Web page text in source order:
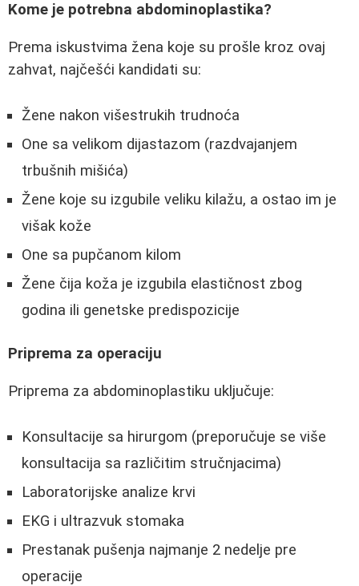
Kome je potrebna abdominoplastika?
Prema iskustvima žena koje su prošle kroz ovaj
zahvat, najčešći kandidati su:
Žene nakon višestrukih trudnoća
One sa velikom dijastazom (razdvajanjem
trbušnih mišića)
Žene koje su izgubile veliku kilažu, a ostao im je
višak kože
One sa pupčanom kilom
Žene čija koža je izgubila elastičnost zbog
godina ili genetske predispozicije
Priprema za operaciju
Priprema za abdominoplastiku uključuje:
Konsultacije sa hirurgom (preporučuje se više
konsultacija sa različitim stručnjacima)
Laboratorijske analize krvi
EKG i ultrazvuk stomaka
Prestanak pušenja najmanje 2 nedelje pre
operacije